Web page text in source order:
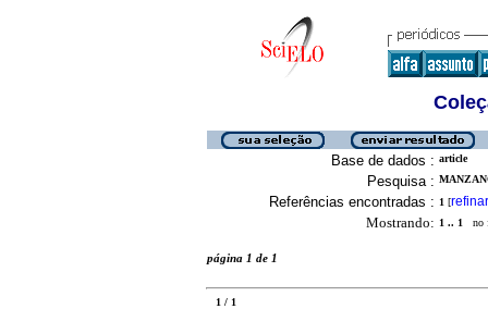
Base de dados : article
Pesquisa :
Referências encontradas : 1 [refinar
Mostrando: 1 .. 1 no
página 1 de 1
1 / 1